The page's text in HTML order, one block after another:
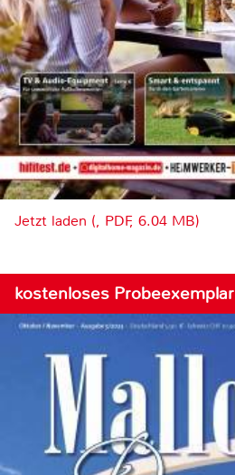
Jetzt laden (, PDF, 6.04 MB)
kostenloses Probeexemplar